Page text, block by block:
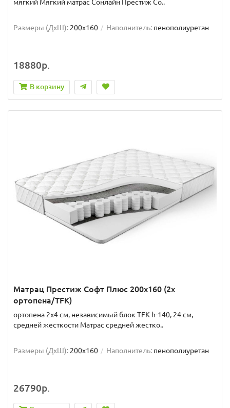
мягкий Мягкий матрас Сонлайн Престиж Со..
Размеры (ДxШ): 200x160 Наполнитель: пенополиуретан
18880р.
В корзину
Матрац Престиж Софт Плюс 200x160 (2x
ортопена/TFK)
ортопена 2x4 см, независимый блок TFK h-140, 24 см,
средней жесткости Матрас средней жестко..
Размеры (ДxШ): 200x160 Наполнитель: пенополиуретан
26790р.